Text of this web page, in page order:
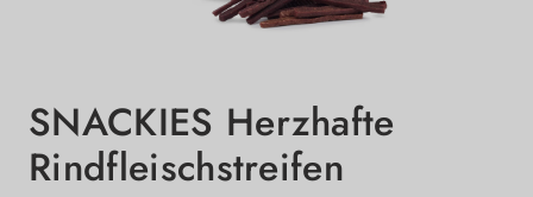
SNACKIES Herzhafte
Rindfleischstreifen